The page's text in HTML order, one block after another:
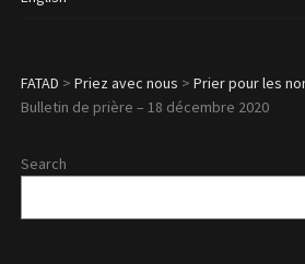
FATAD > Priez avec nous > Prier pour les
Bulletin de prière – 18 décembre 2020
Search